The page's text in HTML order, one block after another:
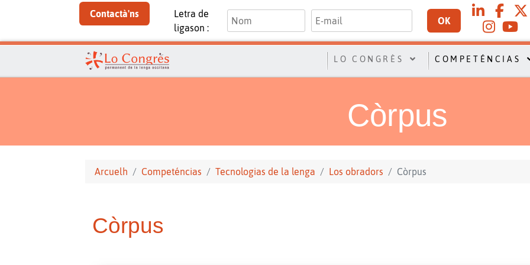
Contactà'ns
Letra de
ligason :
OK
LO CONGRÈS COMPETÉNCIAS
Còrpus
Arcuelh Competéncias Tecnologias de la lenga Los obradors Còrpus
Còrpus